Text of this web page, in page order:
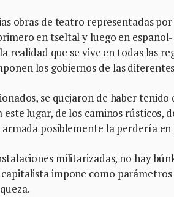
obras de teatro representadas por
en tseltal y luego en
realidad que se vive en todas las
los gobiernos de las
se quejaron de haber tenido
lugar, de los caminos rústicos,
posiblemente la perdería en
militarizadas, no hay
impone como parámetros